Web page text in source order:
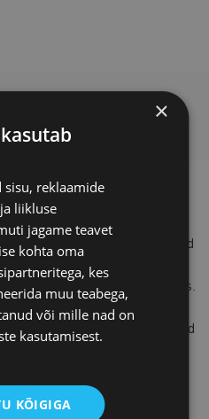
Kuusik
andmekaitse valdkonnas
advokaat, kes on nõustanud
praegugi mitmeid
andmekaitse küsimustes.
andmekaitsega ja eriti
iga on Siiri läbi viinud mitmeid
kui ka ettevõtete
IT-valdkonnas aitavad
Siiril andmekaitsega
×
sisu, reklaamide
liikluse
jagame teavet
kohta oma
kes
muu teabega,
või mille nad on
kasutamisest.
KÕIGIGA